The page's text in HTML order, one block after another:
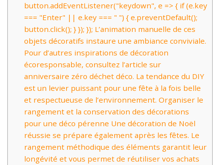
button.addEventListener("keydown", e => { if (e.key
=== "Enter" || e.key === " ") { e.preventDefault();
button.click(); } }); }); L’animation manuelle de ces
objets décoratifs instaure une ambiance conviviale.
Pour d’autres inspirations de décoration
écoresponsable, consultez l’article sur
anniversaire zéro déchet déco. La tendance du DIY
est un levier puissant pour une fête à la fois belle
et respectueuse de l’environnement. Organiser le
rangement et la conservation des décorations
pour une déco pérenne Une décoration de Noël
réussie se prépare également après les fêtes. Le
rangement méthodique des éléments garantit leur
longévité et vous permet de réutiliser vos achats